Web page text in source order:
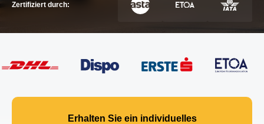
Zertifiziert durch:
Erhalten Sie ein individuelles